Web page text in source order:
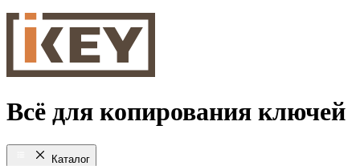
Всё для копирования ключей
Каталог